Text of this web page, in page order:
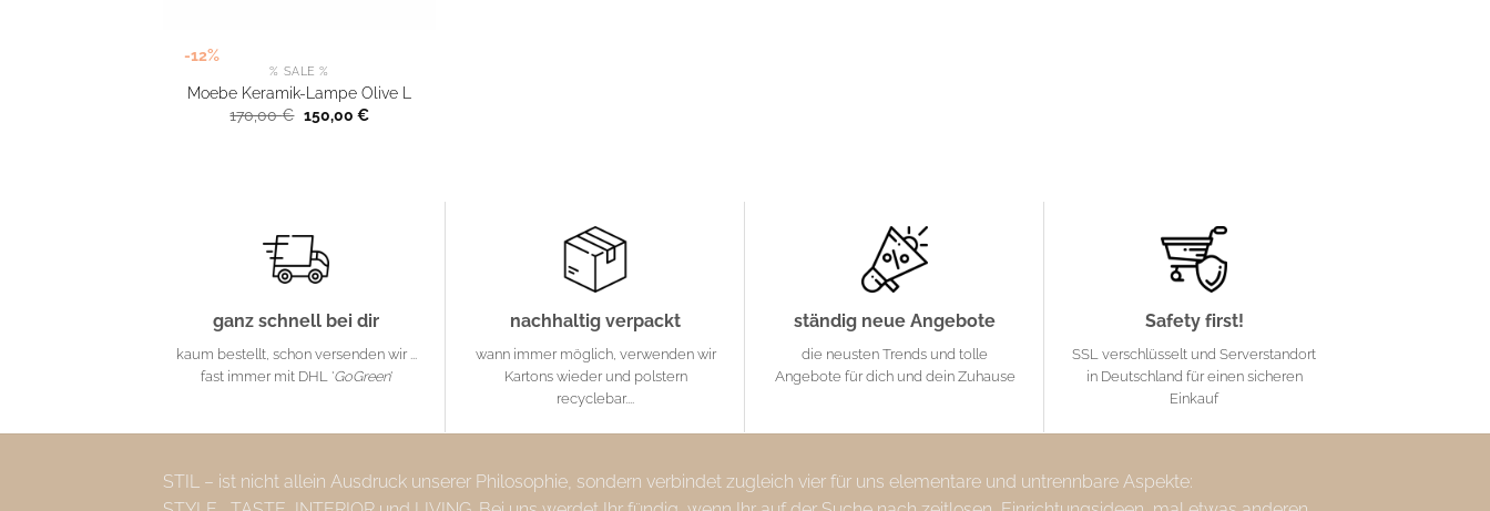
-12%
% SALE %
Moebe Keramik-Lampe Olive L
170,00€ Ursprünglicher
Preis
150,00 €Aktueller
ganz schnell bei dir
kaum bestellt, schon versenden wir ...
fast immer mit DHL 'GoGreen'
nachhaltig verpackt
wann immer möglich, verwenden wir
Kartons wieder und polstern
recyclebar....
ständig neue Angebote
die neusten Trends und tolle
Angebote für dich und dein Zuhause
Safety first!
SSL verschlüsselt und Serverstandort
in Deutschland für einen sicheren
Einkauf
STIL – ist nicht allein Ausdruck unserer Philosophie, sondern verbindet zugleich vier für uns elementare und untrennbare Aspekte: